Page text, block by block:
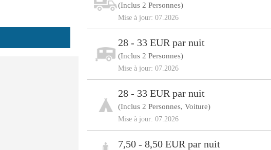
(Inclus 2 Personnes)
Mise à jour: 07.2026
28 - 33 EUR par nuit
(Inclus 2 Personnes)
Mise à jour: 07.2026
28 - 33 EUR par nuit
(Inclus 2 Personnes, Voiture)
Mise à jour: 07.2026
7,50 - 8,50 EUR par nuit